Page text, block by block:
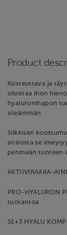
Product
Kosteuttava ja
siloittaa ihon
hyaluronihapon
sileämmän.
Silkkisen
ansiosta se
pehmeän tunteen
AKTIIVIRAAKA-
PRO-HYALURON
tuotantoa
51+3 HYALU